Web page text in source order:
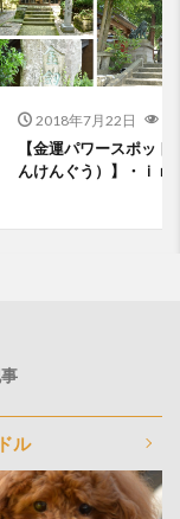
2018年7月22日
【金運パワースポッ
んけんぐう）】・ｉｎ
ル